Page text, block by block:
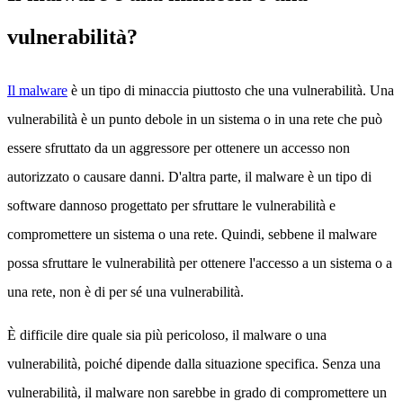
vulnerabilità?
Il malware è un tipo di minaccia piuttosto che una vulnerabilità. Una
vulnerabilità è un punto debole in un sistema o in una rete che può
essere sfruttato da un aggressore per ottenere un accesso non
autorizzato o causare danni. D'altra parte, il malware è un tipo di
software dannoso progettato per sfruttare le vulnerabilità e
compromettere un sistema o una rete. Quindi, sebbene il malware
possa sfruttare le vulnerabilità per ottenere l'accesso a un sistema o a
una rete, non è di per sé una vulnerabilità.
È difficile dire quale sia più pericoloso, il malware o una
vulnerabilità, poiché dipende dalla situazione specifica. Senza una
vulnerabilità, il malware non sarebbe in grado di compromettere un